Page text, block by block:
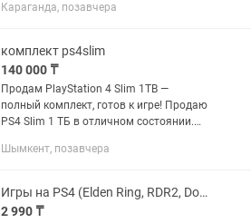
Uncharted 9000 Одни из нас 1 12000
Караганда, позавчера
комплект ps4slim
140 000 ₸
Продам PlayStation 4 Slim 1TB —
полный комплект, готов к игре! Продаю
PS4 Slim 1 ТБ в отличном состоянии.
исправна, не вскрывалась — заводская
Шымкент, позавчера
Игры на PS4 (Elden Ring, RDR2, Doom, Fallout, Assassin creed, и т.д.)
2 990 ₸